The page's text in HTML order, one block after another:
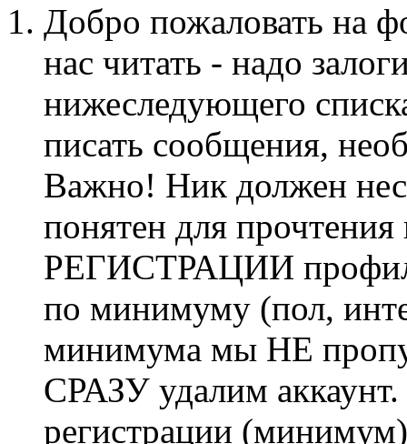
Добро пожаловать на
нас читать - надо
нижеследующего
писать сообщения,
Важно! Ник должен
понятен для
РЕГИСТРАЦИИ профиль
по минимуму (пол,
минимума мы НЕ
СРАЗУ удалим
регистрации